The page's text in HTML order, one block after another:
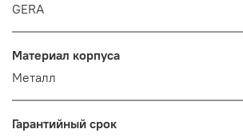
GERA
Материал корпуса
Металл
Гарантийный срок